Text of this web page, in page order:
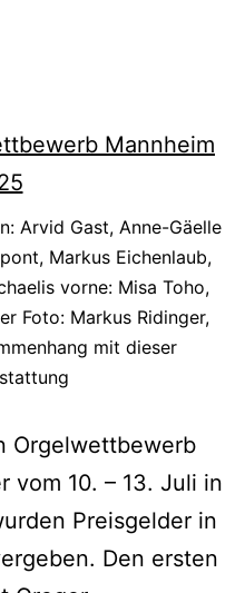
Arvid Gast, Anne-Gäelle
Markus Eichenlaub,
vorne: Misa Toho,
Foto: Markus Ridinger,
mit dieser
Orgelwettbewerb
vom 10. – 13. Juli in
Preisgelder in
Den ersten